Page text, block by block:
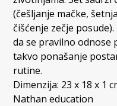
(češljanje mačke,
čišćenje zečje
da se pravilno odnose
takvo ponašanje
rutine.
Dimenzija: 23 x 18 x 1
Nathan education